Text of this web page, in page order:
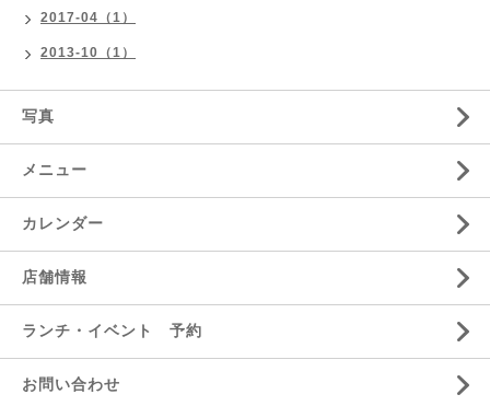
2017-04（1）
2013-10（1）
写真
メニュー
カレンダー
店舗情報
ランチ・イベント 予約
お問い合わせ